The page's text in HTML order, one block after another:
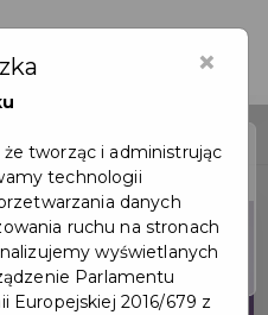
już się
×
tworząc i administrując
technologii
danych
ruchu na stronach
wyświetlanych
Parlamentu
Europejskiej 2016/679 z